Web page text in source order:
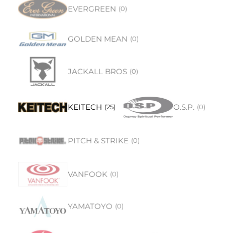
EVERGREEN (0)
GOLDEN MEAN (0)
JACKALL BROS (0)
KEITECH (25) O.S.P. (0)
PITCH & STRIKE (0)
VANFOOK (0)
YAMATOYO (0)